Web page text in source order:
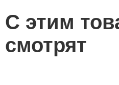
С этим
смотрят